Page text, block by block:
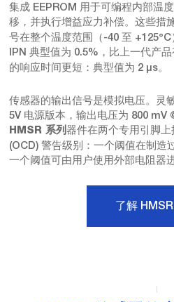
集成 EEPROM 用于可编程内部温
移，并执行增益应力补偿。这些措
号在整个温度范围（-40 至
IPN 典型值为 0.5%，比上一代产品
的响应时间更短：典型值为 2 μs。
传感器的输出信号是模拟电压。灵
5V 电源版本，输出电压为 800 mV
HMSR 系列 器件在两个专用引脚
(OCD) 警告级别：一个阈值在制造
一个阈值可由用户使用外部电阻器
了解